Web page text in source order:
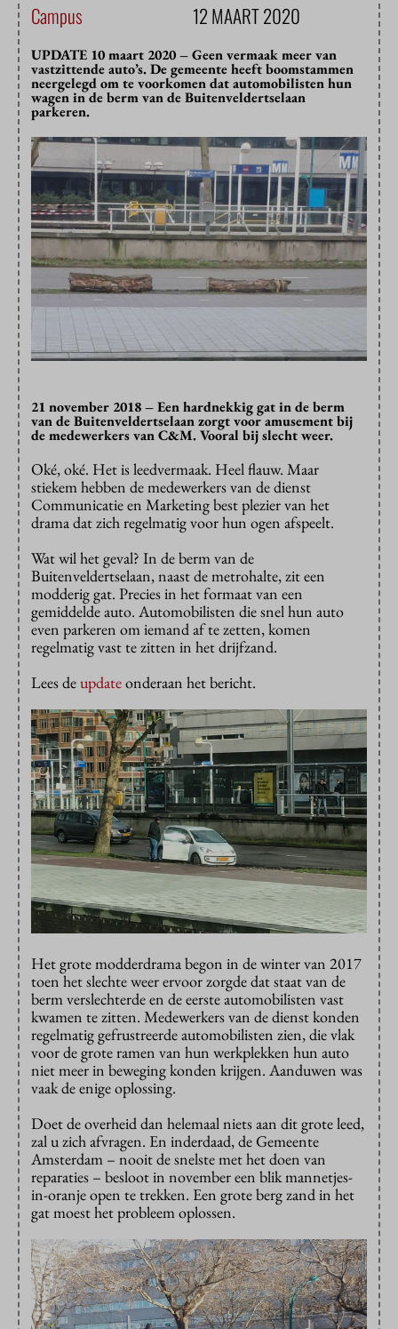
Campus 12 MAART 2020
UPDATE 10 maart 2020 – Geen vermaak meer van
vastzittende auto’s. De gemeente heeft boomstammen
neergelegd om te voorkomen dat automobilisten hun
wagen in de berm van de Buitenveldertselaan
parkeren.
21 november 2018 – Een hardnekkig gat in de berm
van de Buitenveldertselaan zorgt voor amusement bij
de medewerkers van C&M. Vooral bij slecht weer.
Oké, oké. Het is leedvermaak. Heel flauw. Maar
stiekem hebben de medewerkers van de dienst
Communicatie en Marketing best plezier van het
drama dat zich regelmatig voor hun ogen afspeelt.
Wat wil het geval? In de berm van de
Buitenveldertselaan, naast de metrohalte, zit een
modderig gat. Precies in het formaat van een
gemiddelde auto. Automobilisten die snel hun auto
even parkeren om iemand af te zetten, komen
regelmatig vast te zitten in het drijfzand.
Lees deupdateonderaan het bericht.
Het grote modderdrama begon in de winter van 2017
toen het slechte weer ervoor zorgde dat staat van de
berm verslechterde en de eerste automobilisten vast
kwamen te zitten. Medewerkers van de dienst konden
regelmatig gefrustreerde automobilisten zien, die vlak
voor de grote ramen van hun werkplekken hun auto
niet meer in beweging konden krijgen. Aanduwen was
vaak de enige oplossing.
Doet de overheid dan helemaal niets aan dit grote leed,
zal u zich afvragen. En inderdaad, de Gemeente
Amsterdam – nooit de snelste met het doen van
reparaties – besloot in november een blik mannetjes-
in-oranje open te trekken. Een grote berg zand in het
gat moest het probleem oplossen.